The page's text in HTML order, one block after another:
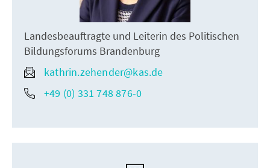
Landesbeauftragte und Leiterin des Politischen
Bildungsforums Brandenburg
kathrin.zehender@kas.de
+49 (0) 331 748 876-0